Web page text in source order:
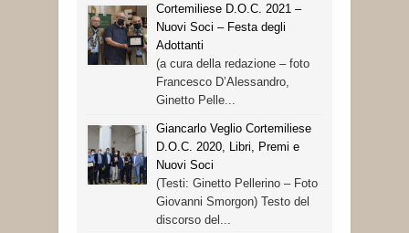
Cortemiliese D.O.C. 2021 –
Nuovi Soci – Festa degli
Adottanti
(a cura della redazione – foto
Francesco D’Alessandro,
Ginetto Pelle...
Giancarlo Veglio Cortemiliese
D.O.C. 2020, Libri, Premi e
Nuovi Soci
(Testi: Ginetto Pellerino – Foto
Giovanni Smorgon) Testo del
discorso del...